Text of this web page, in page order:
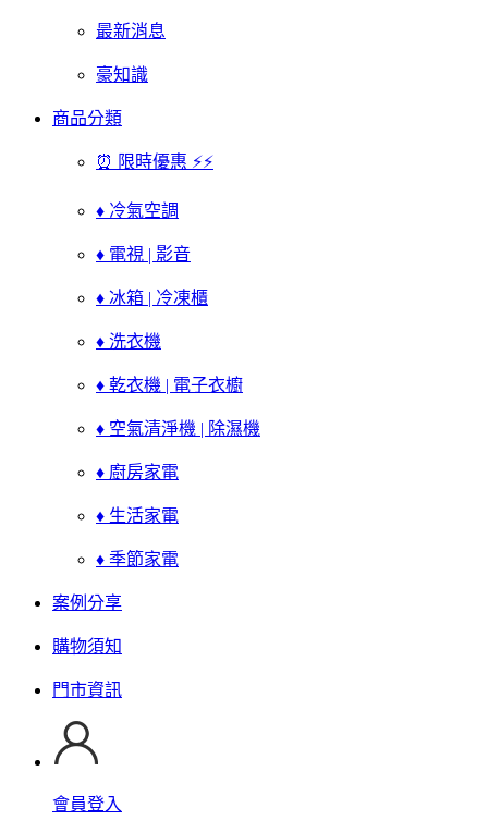
最新消息
豪知識
商品分類
⏰ 限時優惠 ⚡⚡
♦ 冷氣空調
♦ 電視 | 影音
♦ 冰箱 | 冷凍櫃
♦ 洗衣機
♦ 乾衣機 | 電子衣櫥
♦ 空氣清淨機 | 除濕機
♦ 廚房家電
♦ 生活家電
♦ 季節家電
案例分享
購物須知
門市資訊
會員登入